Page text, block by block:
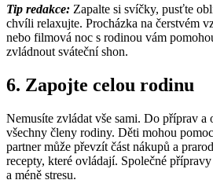
Tip redakce: Zapalte si svíčky, pusťte
chvíli relaxujte. Procházka na čerstvém
nebo filmová noc s rodinou vám
zvládnout sváteční shon.
6. Zapojte celou rodinu
Nemusíte zvládat vše sami. Do příprav a
všechny členy rodiny. Děti mohou
partner může převzít část nákupů a
recepty, které ovládají. Společné
a méně stresu.